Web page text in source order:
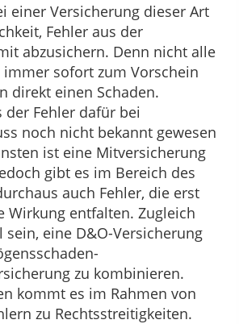
einer Versicherung dieser Art
Fehler aus der
abzusichern. Denn nicht alle
sofort zum Vorschein
direkt einen Schaden.
Fehler dafür bei
noch nicht bekannt gewesen
ist eine Mitversicherung
gibt es im Bereich des
auch Fehler, die erst
Wirkung entfalten. Zugleich
sein, eine D&O-Versicherung
zu kombinieren.
kommt es im Rahmen von
zu Rechtsstreitigkeiten.